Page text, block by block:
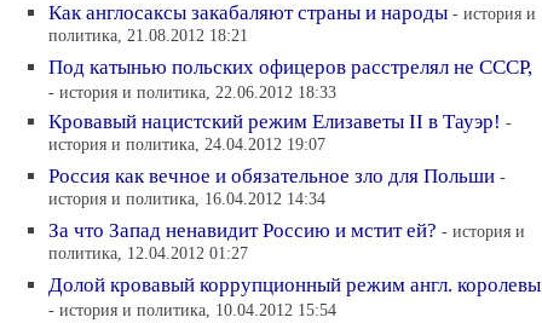
Как англосаксы закабаляют страны и народы - история и
политика, 21.08.2012 18:21
Под катынью польских офицеров расстрелял не СССР,
- история и политика, 22.06.2012 18:33
Кровавый нацистский режим Елизаветы II в Тауэр! -
история и политика, 24.04.2012 19:07
Россия как вечное и обязательное зло для Польши -
история и политика, 16.04.2012 14:34
За что Запад ненавидит Россию и мстит ей? - история и
политика, 12.04.2012 01:27
Долой кровавый коррупционный режим англ. королевы
- история и политика, 10.04.2012 15:54